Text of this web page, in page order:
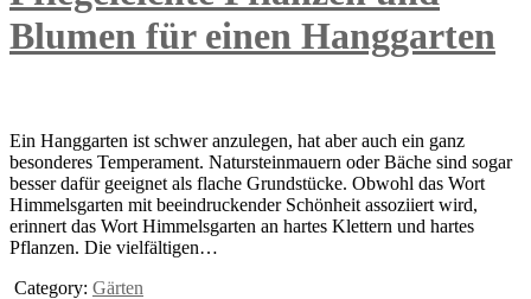
Blumen für einen Hanggarten
Ein Hanggarten ist schwer anzulegen, hat aber auch ein ganz
besonderes Temperament. Natursteinmauern oder Bäche sind sogar
besser dafür geeignet als flache Grundstücke. Obwohl das Wort
Himmelsgarten mit beeindruckender Schönheit assoziiert wird,
erinnert das Wort Himmelsgarten an hartes Klettern und hartes
Pflanzen. Die vielfältigen…
Category: Gärten